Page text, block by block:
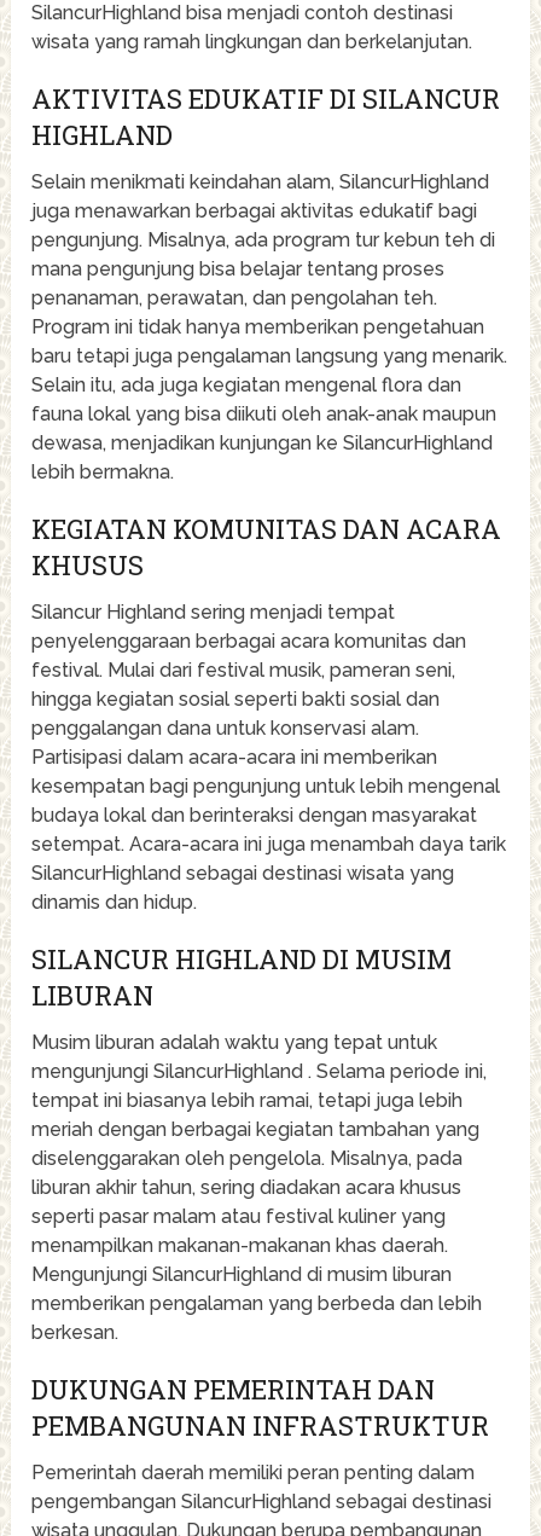
SilancurHighland bisa menjadi contoh destinasi
wisata yang ramah lingkungan dan berkelanjutan.
AKTIVITAS EDUKATIF DI SILANCUR
HIGHLAND
Selain menikmati keindahan alam, SilancurHighland
juga menawarkan berbagai aktivitas edukatif bagi
pengunjung. Misalnya, ada program tur kebun teh di
mana pengunjung bisa belajar tentang proses
penanaman, perawatan, dan pengolahan teh.
Program ini tidak hanya memberikan pengetahuan
baru tetapi juga pengalaman langsung yang menarik.
Selain itu, ada juga kegiatan mengenal flora dan
fauna lokal yang bisa diikuti oleh anak-anak maupun
dewasa, menjadikan kunjungan ke SilancurHighland
lebih bermakna.
KEGIATAN KOMUNITAS DAN ACARA
KHUSUS
Silancur Highland sering menjadi tempat
penyelenggaraan berbagai acara komunitas dan
festival. Mulai dari festival musik, pameran seni,
hingga kegiatan sosial seperti bakti sosial dan
penggalangan dana untuk konservasi alam.
Partisipasi dalam acara-acara ini memberikan
kesempatan bagi pengunjung untuk lebih mengenal
budaya lokal dan berinteraksi dengan masyarakat
setempat. Acara-acara ini juga menambah daya tarik
SilancurHighland sebagai destinasi wisata yang
dinamis dan hidup.
SILANCUR HIGHLAND DI MUSIM
LIBURAN
Musim liburan adalah waktu yang tepat untuk
mengunjungi SilancurHighland . Selama periode ini,
tempat ini biasanya lebih ramai, tetapi juga lebih
meriah dengan berbagai kegiatan tambahan yang
diselenggarakan oleh pengelola. Misalnya, pada
liburan akhir tahun, sering diadakan acara khusus
seperti pasar malam atau festival kuliner yang
menampilkan makanan-makanan khas daerah.
Mengunjungi SilancurHighland di musim liburan
memberikan pengalaman yang berbeda dan lebih
berkesan.
DUKUNGAN PEMERINTAH DAN
PEMBANGUNAN INFRASTRUKTUR
Pemerintah daerah memiliki peran penting dalam
pengembangan SilancurHighland sebagai destinasi
wisata unggulan. Dukungan berupa pembangunan